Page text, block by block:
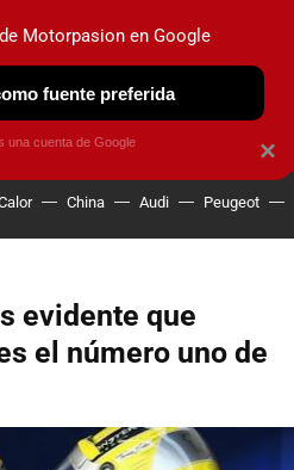
OBSERVATORIO
China Audi Peugeot
evidente que
el número uno de
×
Motorpasion en Google
fuente preferida
una cuenta de Google